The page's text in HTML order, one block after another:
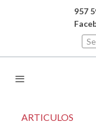
957
ARTICULOS